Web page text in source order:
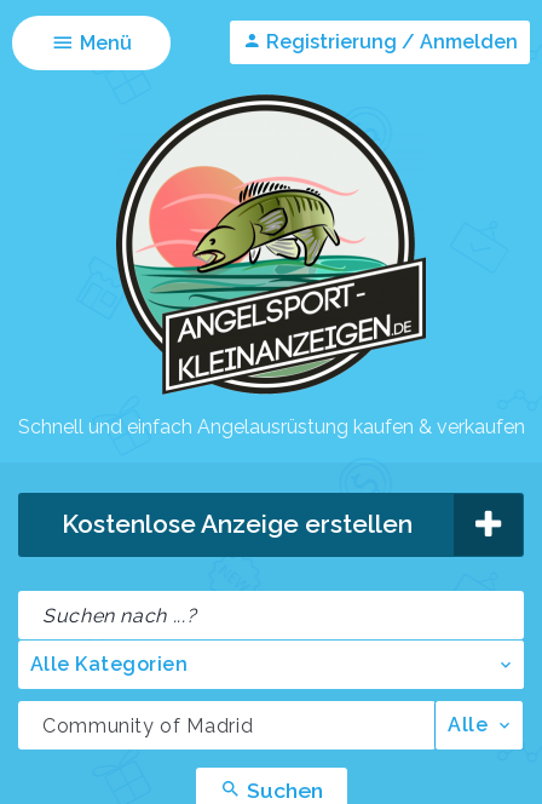
Menü Registrierung / Anmelden
Schnell und einfach Angelausrüstung kaufen & verkaufen
Kostenlose Anzeige erstellen
Alle Kategorien
Alle
Suchen